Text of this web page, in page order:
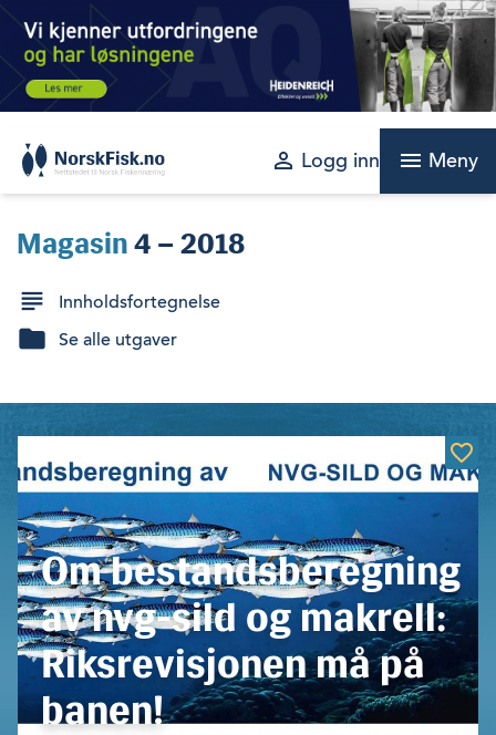
Skip
content
perm_identity Logg inn menu Meny
Magasin4 – 2018
Innholdsfortegnelse
Se alle utgaver
Om bestandsberegning
av nvg-sild og makrell:
Riksrevisjonen må på
banen!